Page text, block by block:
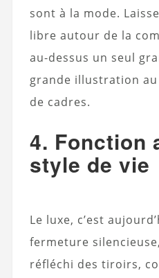
sont à la mode.
libre autour de la
au-dessus un seul
grande illustration au
de cadres.
4. Fonction
style de vie
Le luxe, c’est
fermeture
réfléchi des tiroirs,